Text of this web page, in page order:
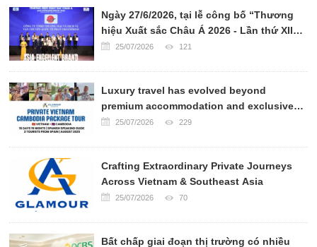
Ngày 27/6/2026, tại lễ công bố “Thương
hiệu Xuất sắc Châu Á 2026 - Lần thứ XII”,
CÔNG TY VẬN CHUYỂN QUỐC TẾ PHAN
CHUYỂN UY TÍN CHÂU Á 2026.
25/07/2026 121
Luxury travel has evolved beyond
premium accommodation and exclusive
transportation. Today, sophisticated
cultural connections.
25/07/2026 229
Crafting Extraordinary Private Journeys
Across Vietnam & Southeast Asia
25/07/2026 70
Bất chấp giai đoạn thị trường có nhiều